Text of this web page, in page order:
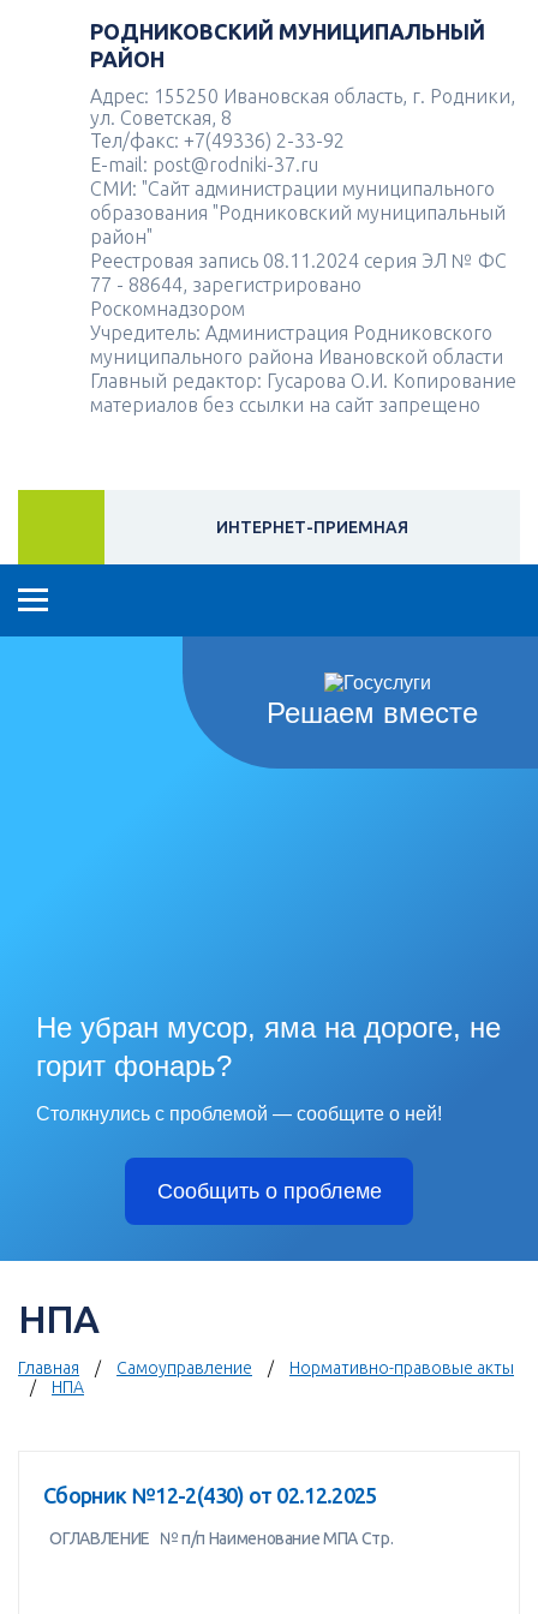
РОДНИКОВСКИЙ МУНИЦИПАЛЬНЫЙ
РАЙОН
Адрес: 155250 Ивановская область, г. Родники,
ул. Советская, 8
Тел/факс: +7(49336) 2-33-92
E-mail: post@rodniki-37.ru
СМИ: "Сайт администрации муниципального
образования "Родниковский муниципальный
район"
Реестровая запись 08.11.2024 серия ЭЛ № ФС
77 - 88644, зарегистрировано
Роскомнадзором
Учредитель: Администрация Родниковского
муниципального района Ивановской области
Главный редактор: Гусарова О.И. Копирование
материалов без ссылки на сайт запрещено
ИНТЕРНЕТ-ПРИЕМНАЯ
Решаем вместе
Не убран мусор, яма на дороге, не
горит фонарь?
Столкнулись с проблемой — сообщите о ней!
Сообщить о проблеме
НПА
Главная Самоуправление
Нормативно-правовые акты
НПА
Сборник №12-2(430) от 02.12.2025
ОГЛАВЛЕНИЕ № п/п Наименование МПА Стр.